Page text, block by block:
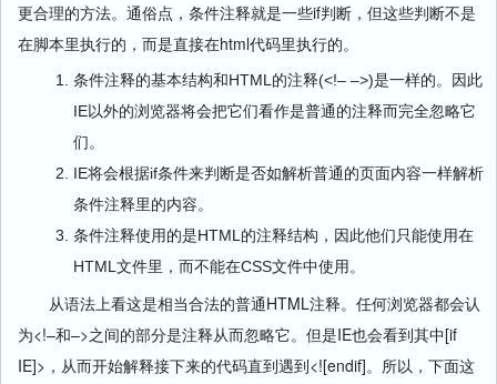
更合理的方法。通俗点，条件注释就是一些if判断，但这些判断不是
在脚本里执行的，而是直接在html代码里执行的。
条件注释的基本结构和HTML的注释(<!– –>)是一样的。因此
IE以外的浏览器将会把它们看作是普通的注释而完全忽略它
们。
IE将会根据if条件来判断是否如解析普通的页面内容一样解析
条件注释里的内容。
条件注释使用的是HTML的注释结构，因此他们只能使用在
HTML文件里，而不能在CSS文件中使用。
从语法上看这是相当合法的普通HTML注释。任何浏览器都会认
为<!–和–>之间的部分是注释从而忽略它。但是IE也会看到其中[if
IE]>，从而开始解释接下来的代码直到遇到<![endif]。所以，下面这